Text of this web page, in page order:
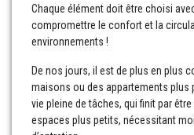
Chaque élément doit être choisi
compromettre le confort et la
environnements !
De nos jours, il est de plus en plus
maisons ou des appartements plus
vie pleine de tâches, qui finit par
espaces plus petits, nécessitant